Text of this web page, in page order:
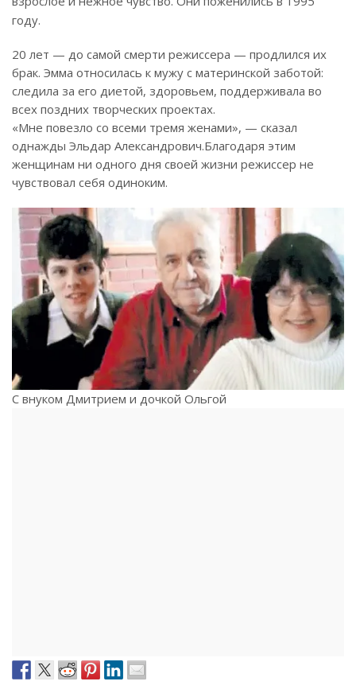
году.
20 лет — до самой смерти режиссера — продлился их
брак. Эмма относилась к мужу с материнской заботой:
следила за его диетой, здоровьем, поддерживала во
всех поздних творческих проектах.
«Мне повезло со всеми тремя женами», — сказал
однажды Эльдар Александрович.Благодаря этим
женщинам ни одного дня своей жизни режиссер не
чувствовал себя одиноким.
С внуком Дмитрием и дочкой Ольгой